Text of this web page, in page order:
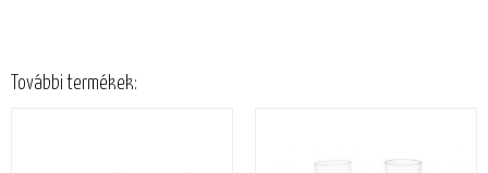
További termékek: